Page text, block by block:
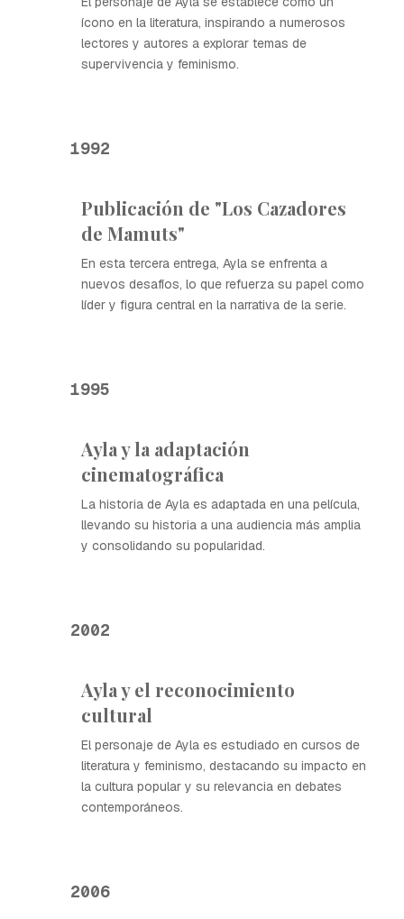
ícono en la literatura, inspirando a numerosos
lectores y autores a explorar temas de
supervivencia y feminismo.
1992
Publicación de "Los Cazadores
de Mamuts"
En esta tercera entrega, Ayla se enfrenta a
nuevos desafíos, lo que refuerza su papel como
líder y figura central en la narrativa de la serie.
1995
Ayla y la adaptación
cinematográfica
La historia de Ayla es adaptada en una película,
llevando su historia a una audiencia más amplia
y consolidando su popularidad.
2002
Ayla y el reconocimiento
cultural
El personaje de Ayla es estudiado en cursos de
literatura y feminismo, destacando su impacto en
la cultura popular y su relevancia en debates
contemporáneos.
2006